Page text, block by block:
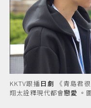
KKTV跟播日劇 《青島君
翔太詮釋現代都會戀愛 。